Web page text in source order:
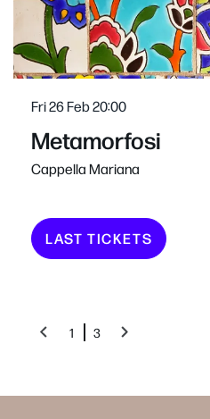
Metamorfosi
Cappella Mariana
Fri 26 Feb20:00
LAST TICKETS
1 3